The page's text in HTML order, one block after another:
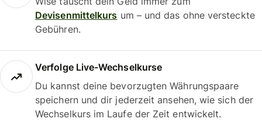
Devisenmittelkurs um – und das ohne versteckte
Gebühren.
Verfolge Live-Wechselkurse
Du kannst deine bevorzugten Währungspaare
speichern und dir jederzeit ansehen, wie sich der
Wechselkurs im Laufe der Zeit entwickelt.